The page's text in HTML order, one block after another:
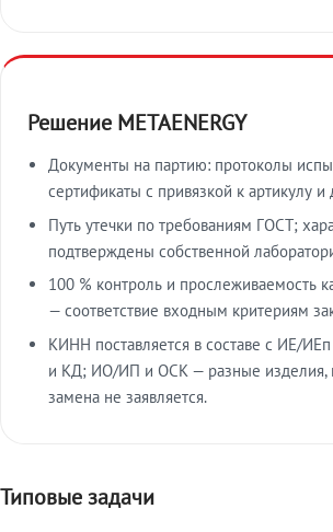
Решение METAENERGY
Документы на партию: протоколы
сертификаты с привязкой к артикулу и
Путь утечки по требованиям ГОСТ;
подтверждены собственной
100 % контроль и прослеживаемость
— соответствие входным критериям
КИНН поставляется в составе с ИЕ/ИЕп
и КД; ИО/ИП и ОСК — разные изделия,
замена не заявляется.
Типовые задачи